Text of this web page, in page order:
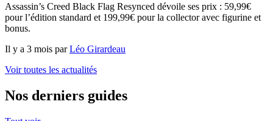
Assassin’s Creed Black Flag Resynced dévoile ses prix : 59,99€
pour l’édition standard et 199,99€ pour la collector avec figurine et
bonus.
Il y a 3 mois parLéo Girardeau
Voir toutes les actualités
Nos derniers guides